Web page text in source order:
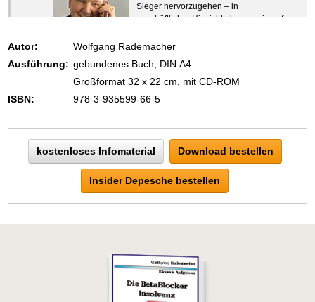
Sieger hervorzugehen – in
geschäftlicher Hinsicht ebenso wie auf
beruflichem oder privatem Gebiet. Denn
eins ist todsicher:
Zeigen Sie mit der Maus hierhin, um
Autor:
Wolfgang Rademacher
Ausführung: gebundenes Buch, DIN A4
Großformat 32 x 22 cm, mit CD-ROM
ISBN:
978-3-935599-66-5
kostenloses Infomaterial Download bestellen
Insider Depesche bestellen